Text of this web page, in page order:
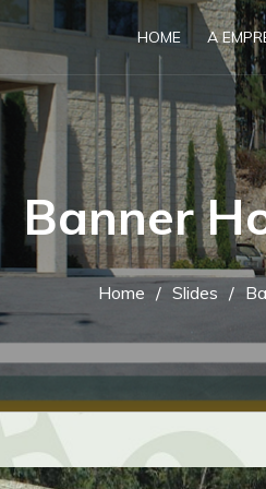
HOME A
Banner
Home Slides